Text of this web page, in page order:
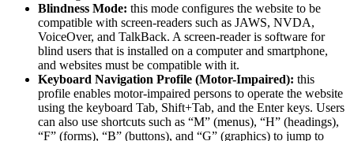
Blindness Mode: this mode configures the website to be
compatible with screen-readers such as JAWS, NVDA,
VoiceOver, and TalkBack. A screen-reader is software for
blind users that is installed on a computer and smartphone,
and websites must be compatible with it.
Keyboard Navigation Profile (Motor-Impaired): this
profile enables motor-impaired persons to operate the website
using the keyboard Tab, Shift+Tab, and the Enter keys. Users
can also use shortcuts such as “M” (menus), “H” (headings),
“F” (forms), “B” (buttons), and “G” (graphics) to jump to